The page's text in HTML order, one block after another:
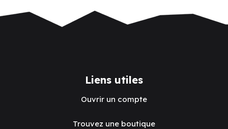
Liens utiles
Ouvrir un compte
Trouvez une boutique